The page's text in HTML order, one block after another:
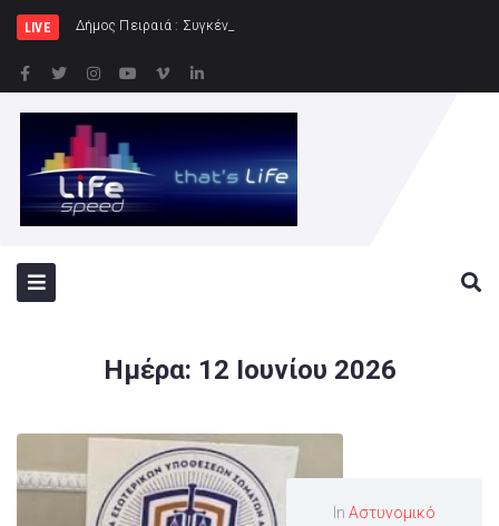
LIVE Δήμος Πειραιά : Συγκέντρωση ειδών διατροφής
Ημέρα: 12 Ιουνίου 2026
InΑστυνομικό